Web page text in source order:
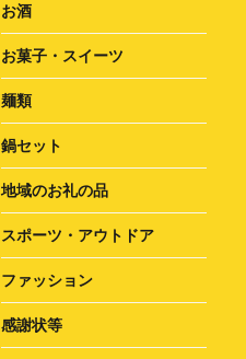
お酒
お菓子・スイーツ
麺類
鍋セット
地域のお礼の品
スポーツ・アウトドア
ファッション
感謝状等